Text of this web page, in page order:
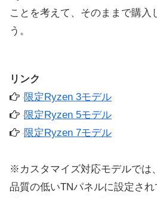
ことを考えて、そのままで購入
う。
リンク
限定Ryzen 3モデル
限定Ryzen 5モデル
限定Ryzen 7モデル
※カスタマイズ対応モデルでは
品質の低いTNパネルに設定さ